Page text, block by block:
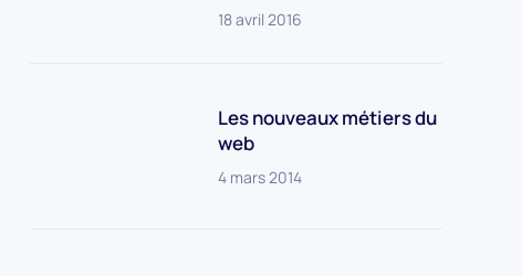
18 avril 2016
Les nouveaux métiers du
web
4 mars 2014